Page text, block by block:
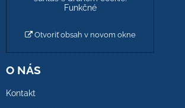
Funkčné
Otvoriť obsah v novom okne
O NÁS
Kontakt